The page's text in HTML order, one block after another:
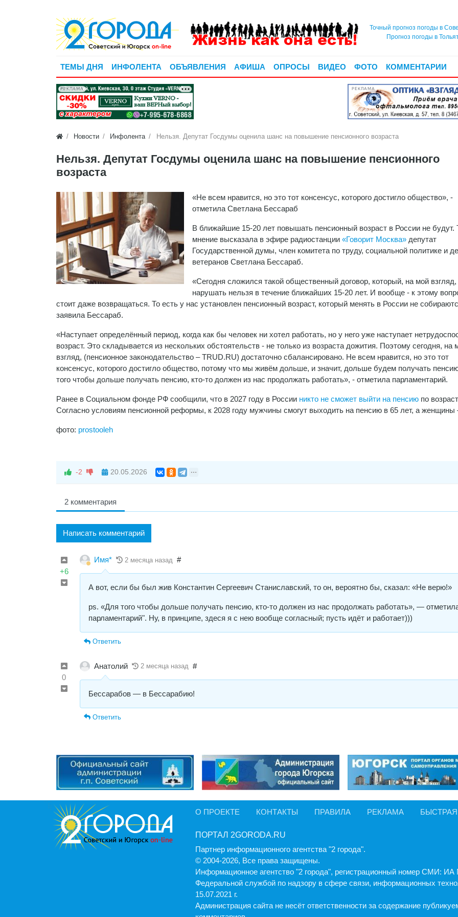
Точный прогноз погоды в
Прогноз погоды в
ТЕМЫ ДНЯ ИНФОЛЕНТА ОБЪЯВЛЕНИЯ АФИША ОПРОСЫ ВИДЕО ФОТО КОММЕНТАРИИ
РЕКЛАМА РЕКЛАМА
Новости Инфолента Нельзя. Депутат Госдумы оценила шанс на повышение пенсионного возраста
Нельзя. Депутат Госдумы оценила шанс на повышение пенсионного
возраста
«Не всем нравится, но это тот консенсус, которого достигло общество», -
отметила Светлана Бессараб
В ближайшие 15-20 лет повышать пенсионный возраст в России не будут.
мнение высказала в эфире радиостанции «Говорит Москва» депутат
Государственной думы, член комитета по труду, социальной политике и
ветеранов Светлана Бессараб.
«Сегодня сложился такой общественный договор, который, на мой взгляд,
нарушать нельзя в течение ближайших 15-20 лет. И вообще - к этому
стоит даже возвращаться. То есть у нас установлен пенсионный возраст, который менять в России не
заявила Бессараб.
«Наступает определённый период, когда как бы человек ни хотел работать, но у него уже наступает
возраст. Это складывается из нескольких обстоятельств - не только из возраста дожития. Поэтому сегодня, на
взгляд, (пенсионное законодательство – TRUD.RU) достаточно сбалансировано. Не всем нравится, но это тот
консенсус, которого достигло общество, потому что мы живём дольше, и значит, дольше будем получать
того чтобы дольше получать пенсию, кто-то должен из нас продолжать работать», - отметила парламентарий.
Ранее в Социальном фонде РФ сообщили, что в 2027 году в России никто не сможет выйти на пенсию по
Согласно условиям пенсионной реформы, к 2028 году мужчины смогут выходить на пенсию в 65 лет, а
фото: prostooleh
-2 20.05.2026
2 комментария
Написать комментарий
+6
Имя* 2 месяца назад #
А вот, если бы был жив Константин Сергеевич Станиславский, то он, вероятно бы, сказал: «Не верю!»
ps. «Для того чтобы дольше получать пенсию, кто-то должен из нас продолжать работать», —
парламентарий". Ну, в принципе, здеся я с нею вообще согласный; пусть идёт и работает)))
Ответить
0
Анатолий 2 месяца назад #
Бессарабов — в Бессарабию!
Ответить
О ПРОЕКТЕ КОНТАКТЫ ПРАВИЛА РЕКЛАМА
ПОРТАЛ 2GORODA.RU
Партнер информационного агентства "2 города".
© 2004-2026, Все права защищены.
Информационное агентство "2 города", регистрационный номер СМИ:
Федеральной службой по надзору в сфере связи, информационных
15.07.2021 г.
Администрация cайта не несёт ответственности за содержание